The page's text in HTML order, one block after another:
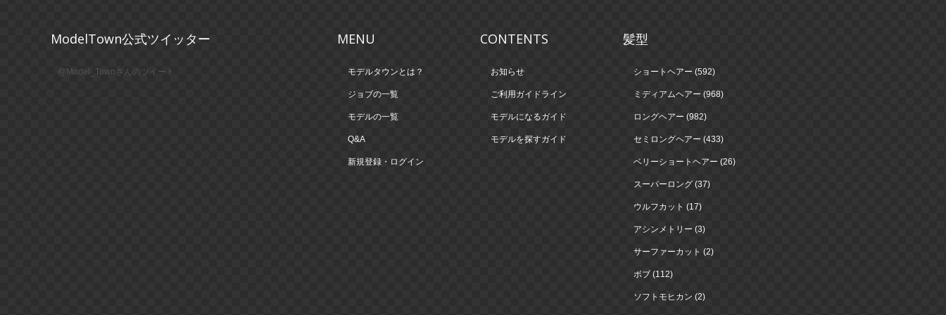
ModelTown公式ツイッター
@Model_Townさんのツイート
MENU
モデルタウンとは？
ジョブの一覧
モデルの一覧
Q&A
新規登録・ログイン
CONTENTS
お知らせ
ご利用ガイドライン
モデルになるガイド
モデルを探すガイド
髪型
ショートヘアー (592)
ミディアムヘアー (968)
ロングヘアー (982)
セミロングヘアー (433)
ベリーショートヘアー (26)
スーパーロング (37)
ウルフカット (17)
アシンメトリー (3)
サーファーカット (2)
ボブ (112)
ソフトモヒカン (2)